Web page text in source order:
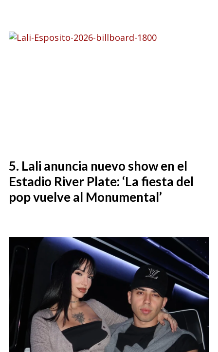
Lali anuncia nuevo show en el
Estadio River Plate: ‘La fiesta del
pop vuelve al Monumental’